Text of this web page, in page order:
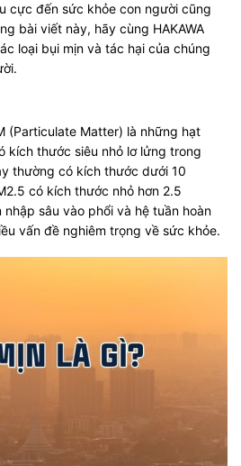
cực đến sức khỏe con người cũng
bài viết này, hãy cùng HAKAWA
loại bụi mịn và tác hại của chúng
(Particulate Matter) là những hạt
kích thước siêu nhỏ lơ lửng trong
thường có kích thước dưới 10
có kích thước nhỏ hơn 2.5
sâu vào phổi và hệ tuần hoàn
vấn đề nghiêm trọng về sức khỏe.